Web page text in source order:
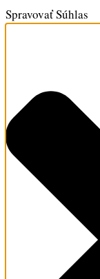
Spravovať Súhlas